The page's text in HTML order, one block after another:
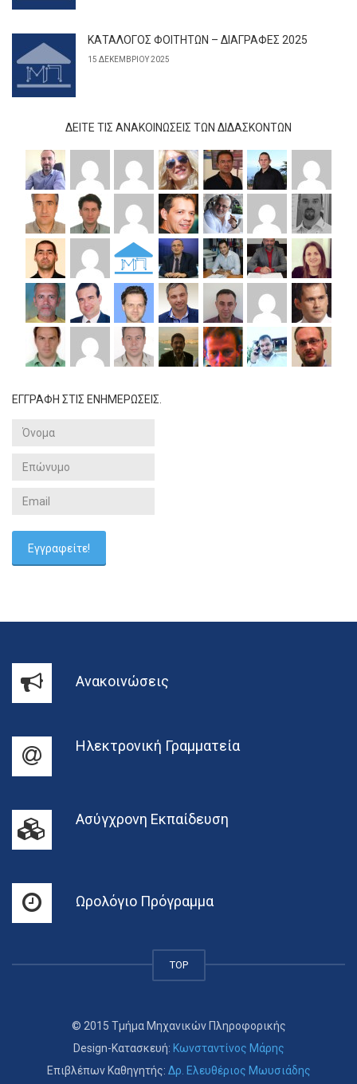
ΚΑΤΑΛΟΓΟΣ ΦΟΙΤΗΤΩΝ – ΔΙΑΓΡΑΦΕΣ 2025
15 ΔΕΚΕΜΒΡΊΟΥ 2025
ΔΕΊΤΕ ΤΙΣ ΑΝΑΚΟΙΝΏΣΕΙΣ ΤΩΝ ΔΙΔΆΣΚΟΝΤΩΝ
ΕΓΓΡΑΦΗ ΣΤΙΣ ΕΝΗΜΕΡΩΣΕΙΣ.
Ανακοινώσεις
Ηλεκτρονική Γραμματεία
Ασύγχρονη Εκπαίδευση
Ωρολόγιο Πρόγραμμα
TOP
© 2015 Τμήμα Μηχανικών Πληροφορικής
Design-Κατασκευή: Κωνσταντίνος Μάρης
Επιβλέπων Καθηγητής: Δρ. Ελευθέριος Μωυσιάδης